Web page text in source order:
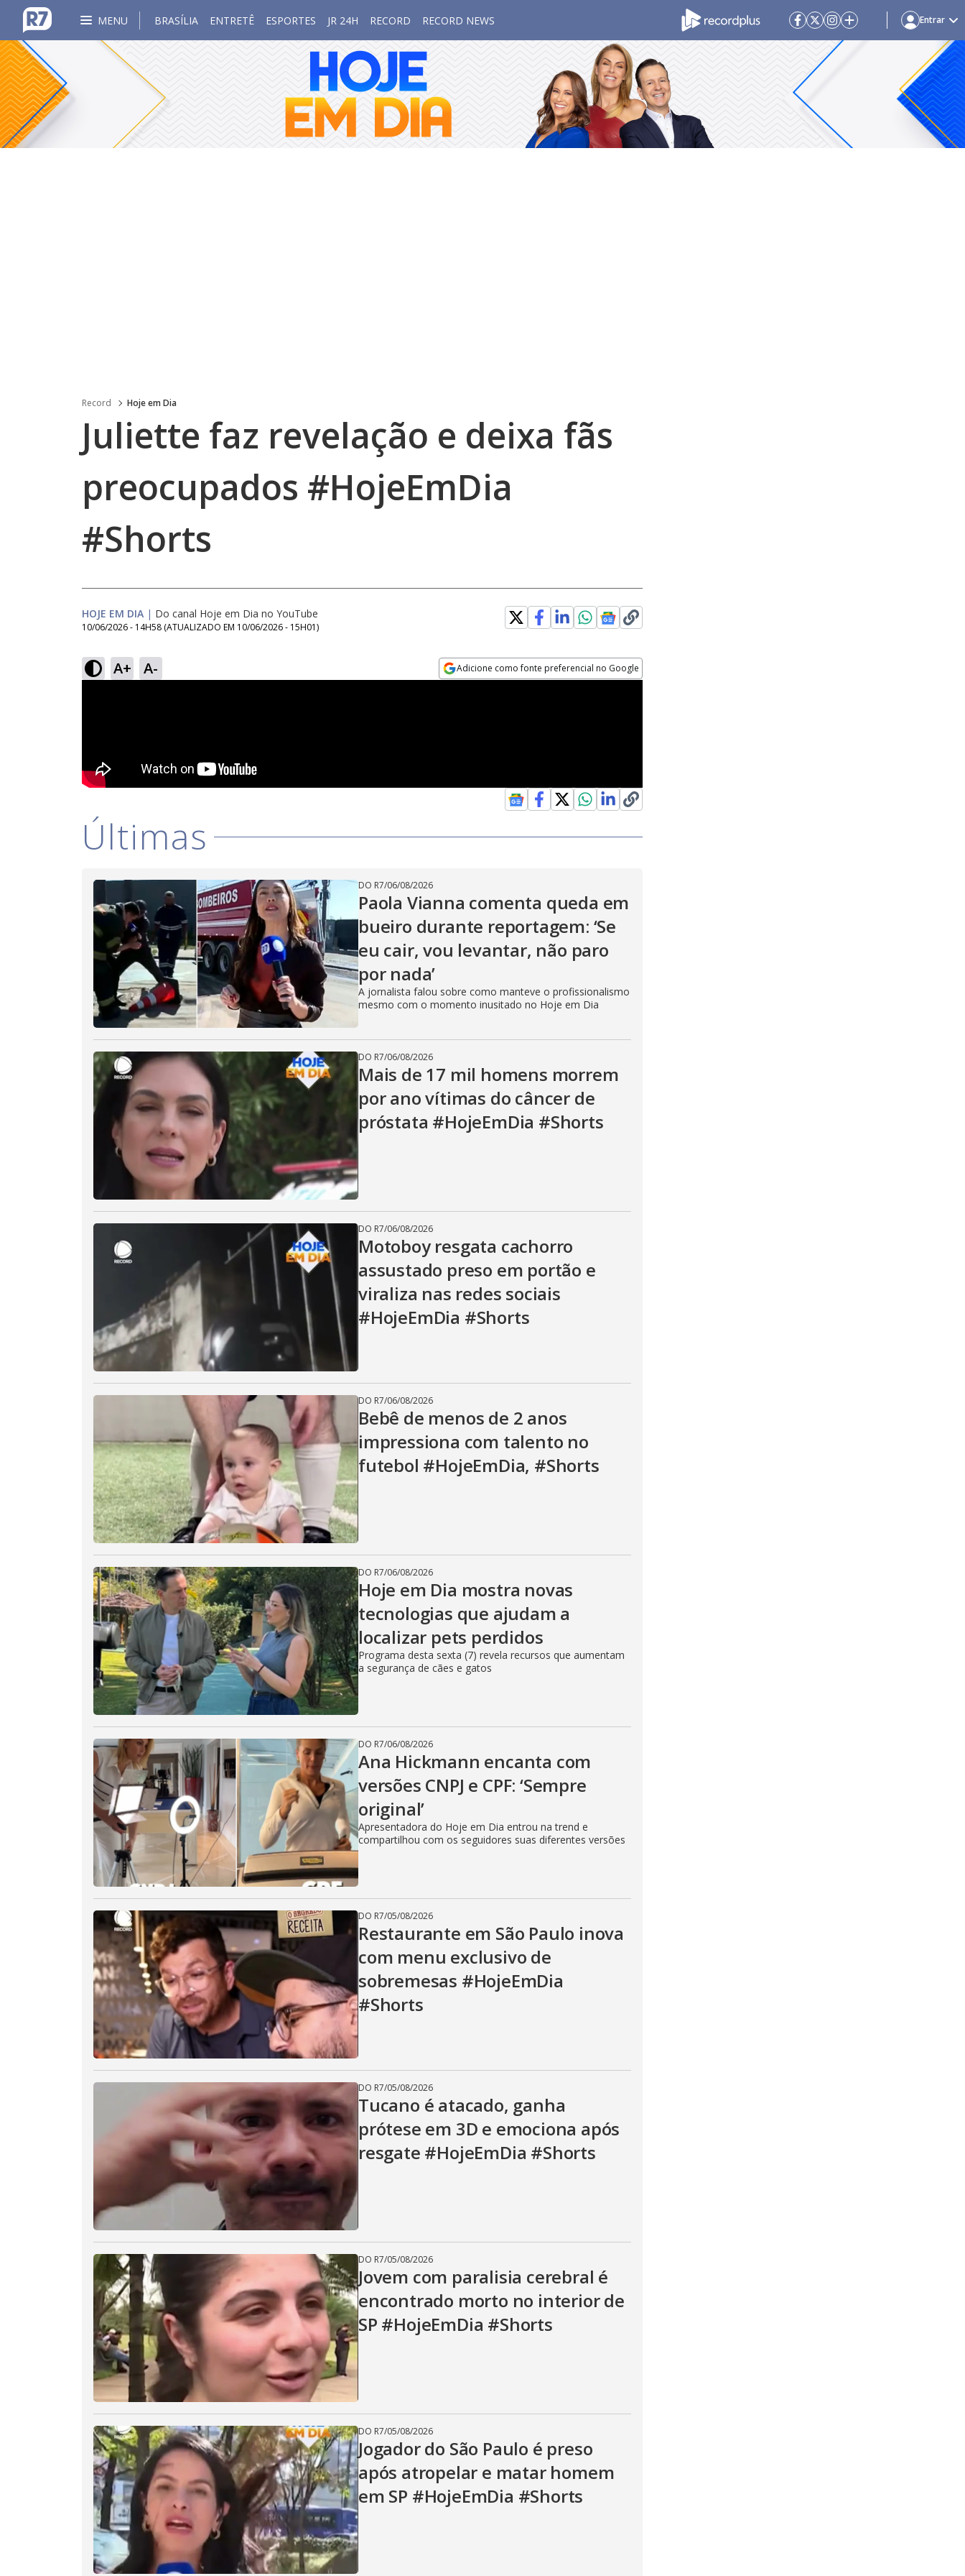
MENU BRASÍLIA ENTRETÊ ESPORTES JR 24H RECORD RECORD NEWS Entrar
Record Hoje em Dia
Juliette faz revelação e deixa fãs
preocupados #HojeEmDia
#Shorts
HOJE EM DIA | Do canal Hoje em Dia no YouTube
10/06/2026 - 14H58 (ATUALIZADO EM 10/06/2026 - 15H01)
A+ A- Adicione como fonte preferencial no Google
Últimas
DO R7/06/08/2026
Paola Vianna comenta queda em
bueiro durante reportagem: ‘Se
eu cair, vou levantar, não paro
por nada’
A jornalista falou sobre como manteve o profissionalismo
mesmo com o momento inusitado no Hoje em Dia
DO R7/06/08/2026
Mais de 17 mil homens morrem
por ano vítimas do câncer de
próstata #HojeEmDia #Shorts
DO R7/06/08/2026
Motoboy resgata cachorro
assustado preso em portão e
viraliza nas redes sociais
#HojeEmDia #Shorts
DO R7/06/08/2026
Bebê de menos de 2 anos
impressiona com talento no
futebol #HojeEmDia, #Shorts
DO R7/06/08/2026
Hoje em Dia mostra novas
tecnologias que ajudam a
localizar pets perdidos
Programa desta sexta (7) revela recursos que aumentam
a segurança de cães e gatos
DO R7/06/08/2026
Ana Hickmann encanta com
versões CNPJ e CPF: ‘Sempre
original’
Apresentadora do Hoje em Dia entrou na trend e
compartilhou com os seguidores suas diferentes versões
DO R7/05/08/2026
Restaurante em São Paulo inova
com menu exclusivo de
sobremesas #HojeEmDia
#Shorts
DO R7/05/08/2026
Tucano é atacado, ganha
prótese em 3D e emociona após
resgate #HojeEmDia #Shorts
DO R7/05/08/2026
Jovem com paralisia cerebral é
encontrado morto no interior de
SP #HojeEmDia #Shorts
DO R7/05/08/2026
Jogador do São Paulo é preso
após atropelar e matar homem
em SP #HojeEmDia #Shorts